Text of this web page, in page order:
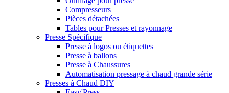
Compresseurs
Pièces détachées
Tables pour Presses et rayonnage
Presse Spécifique
Presse à logos ou étiquettes
Presse à ballons
Presse à Chaussures
Automatisation pressage à chaud grande série
Presses à Chaud DIY